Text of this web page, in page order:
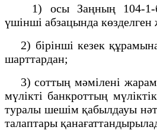
1) осы Заңның 104-1-
үшінші абзацында көзделген
2) бірінші кезек
шарттардан;
3) соттың мәмілені
мүлікті банкроттың
туралы шешім қабылдауы
талаптары